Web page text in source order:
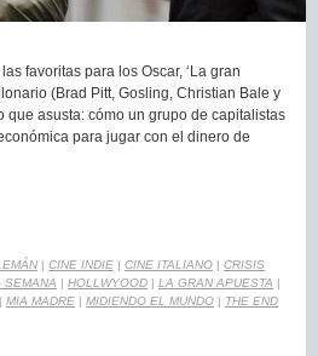
favoritas para los Oscar, ‘La gran
(Brad Pitt, Gosling, Christian Bale y
que asusta: cómo un grupo de capitalistas
para jugar con el dinero de
| CINE INDIE | CINE ITALIANO | CRISIS
SEMANA | HOLLWYOOD | LA GRAN APUESTA |
| MIA MADRE | MIDIENDO EL MUNDO | THE END